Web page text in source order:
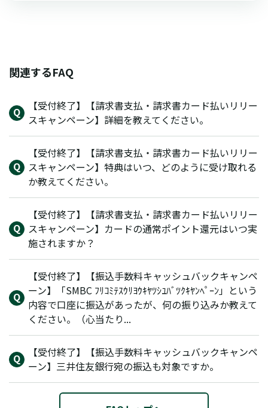
関連するFAQ
【受付終了】【請求書支払・請求書カード払いリリー
スキャンペーン】詳細を教えてください。
【受付終了】【請求書支払・請求書カード払いリリー
スキャンペーン】特典はいつ、どのように受け取れる
か教えてください。
【受付終了】【請求書支払・請求書カード払いリリー
スキャンペーン】カードの通常ポイント還元はいつ実
施されますか？
【受付終了】【振込手数料キャッシュバックキャンペ
ーン】「SMBC ﾌﾘｺﾐﾃｽｳﾘﾖｳｷﾔﾂｼﾕﾊﾞﾂｸｷﾔﾝﾍﾟｰﾝ」という
内容で口座に振込があったが、何の振り込みか教えて
ください。（心当たり...
【受付終了】【振込手数料キャッシュバックキャンペ
ーン】三井住友銀行宛の振込も対象ですか。